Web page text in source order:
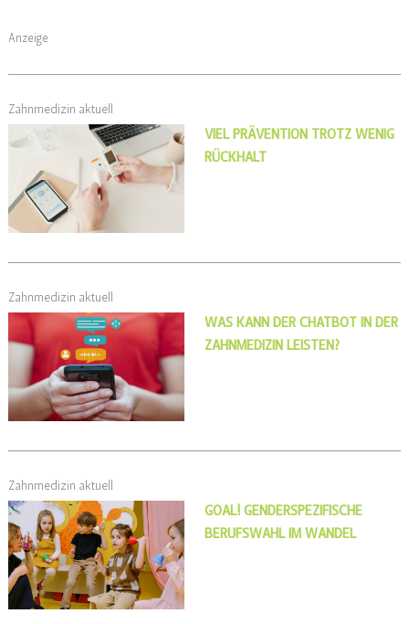
Anzeige
Zahnmedizin aktuell
VIEL PRÄVENTION TROTZ WENIG
RÜCKHALT
Zahnmedizin aktuell
WAS KANN DER CHATBOT IN DER
ZAHNMEDIZIN LEISTEN?
Zahnmedizin aktuell
GOAL! GENDERSPEZIFISCHE
BERUFSWAHL IM WANDEL